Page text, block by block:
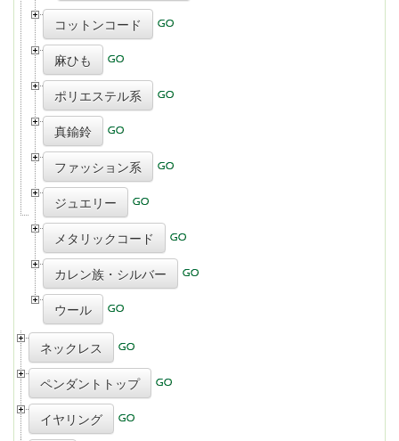
コットンコード
麻ひも
ポリエステル系
真鍮鈴
ファッション系
ジュエリー
メタリックコード
カレン族・シルバー
ウール
ネックレス
ペンダントトップ
イヤリング